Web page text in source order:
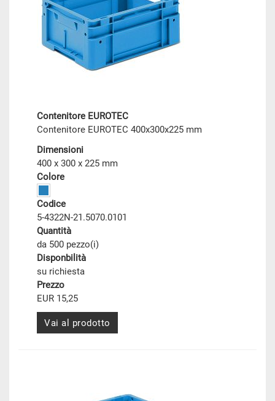
Contenitore EUROTEC
Contenitore EUROTEC 400x300x225 mm
Dimensioni
400 x 300 x 225 mm
Colore
Codice
5-4322N-21.5070.0101
Quantità
da 500 pezzo(i)
Disponbilità
su richiesta
Prezzo
EUR 15,25
Vai al prodotto